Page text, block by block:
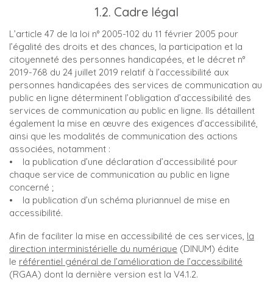
1.2. Cadre légal
L’article 47 de la loi n° 2005-102 du 11 février 2005 pour
l’égalité des droits et des chances, la participation et la
citoyenneté des personnes handicapées, et le décret n°
2019-768 du 24 juillet 2019 relatif à l’accessibilité aux
personnes handicapées des services de communication au
public en ligne déterminent l’obligation d’accessibilité des
services de communication au public en ligne. Ils détaillent
également la mise en œuvre des exigences d’accessibilité,
ainsi que les modalités de communication des actions
associées, notamment :
• la publication d’une déclaration d’accessibilité pour
chaque service de communication au public en ligne
concerné ;
• la publication d’un schéma pluriannuel de mise en
accessibilité.
Afin de faciliter la mise en accessibilité de ces services, la
direction interministérielle du numérique (DINUM) édite
le référentiel général de l’amélioration de l’accessibilité
(RGAA) dont la dernière version est la V4.1.2.